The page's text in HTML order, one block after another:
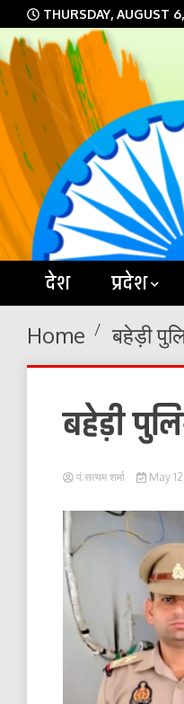
Skip
to
content
THURSDAY, AUGUST
देश प्रदेश
Home बहेड़ी
बहेड़ी
पं.सत्यम शर्मा May